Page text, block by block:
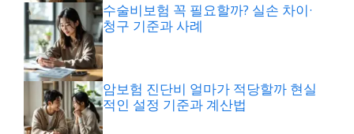
수술비보험 꼭 필요할까? 실손 차이·
청구 기준과 사례
암보험 진단비 얼마가 적당할까 현실
적인 설정 기준과 계산법